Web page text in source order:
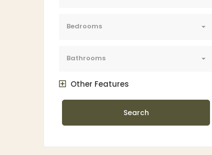
Bedrooms
Bathrooms
Other Features
Search